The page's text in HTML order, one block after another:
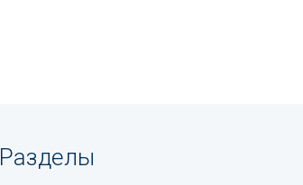
Разделы